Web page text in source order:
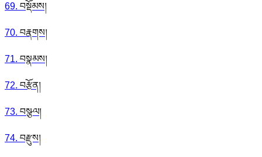
69. བསྡོམས།
70. བརྣགས།
71. བསྣམས།
72. བརྩོན།
73. བསྩལ།
74. བརྫུས།